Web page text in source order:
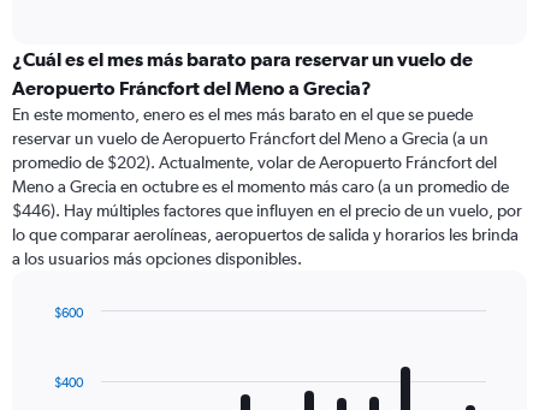
categories.
Range:
91
categories.
The
chart
has
1
Y
axis
values.
to
¿Cuál es el mes más barato para reservar un vuelo de
Aeropuerto Fráncfort del Meno a Grecia?
En este momento, enero es el mes más barato en el que se puede
reservar un vuelo de Aeropuerto Fráncfort del Meno a Grecia (a un
promedio de $202). Actualmente, volar de Aeropuerto Fráncfort del
Meno a Grecia en octubre es el momento más caro (a un promedio de
$446). Hay múltiples factores que influyen en el precio de un vuelo, por
lo que comparar aerolíneas, aeropuertos de salida y horarios les brinda
a los usuarios más opciones disponibles.
with
12
$400
$600